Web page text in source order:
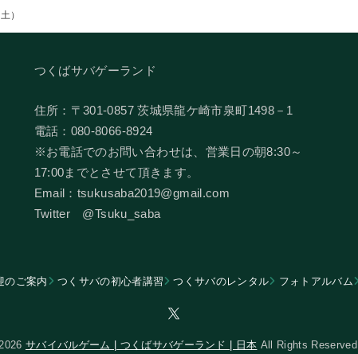
）
つくばサバゲーランド
住所：〒301-0857 茨城県龍ケ崎市泉町1498－1
電話：080-8066-8924
​※お電話でのお問い合わせは、営業日の朝8:30～
17:00までとさせて頂きます。
Email：tsukusaba2019@gmail.com
​Twitter @Tsuku_saba
のご案内 つくサバの初心者講習 つくサバのレンタル フォトアルバム
サバイバルゲーム | つくばサバゲーランド | 日本 All Rights Reserved.